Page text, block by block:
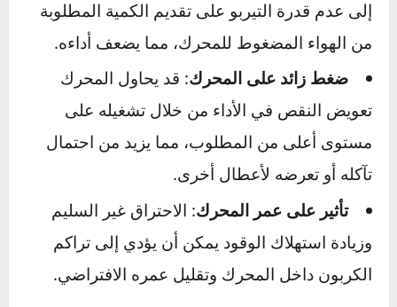
عندما يكون هناك خلل في ضغط الهواء، قد يؤدي
ذلك إلى احتراق غير كامل للوقود، ما يسبب خروج
دخان أسود كثيف من أنبوب العادم.
تأثير تلف الحساس على المحرك والتيربو
انخفاض كفاءة التيربو : يؤدي الحساس التالف
إلى عدم قدرة التيربو على تقديم الكمية المطلوبة
من الهواء المضغوط للمحرك، مما يضعف أداءه.